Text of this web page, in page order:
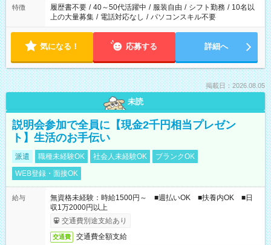
合は応募できません。
特徴 履歴書不要 / 40～50代活躍中 / 服装自由 / シフト勤務 / 10名以
上の大量募集 / 電話対応なし / パソコンスキル不要
気になる！ 応募する 詳細へ
掲載日：2026.08.05
未読
説明会参加で全員に【現金2千円相当プレゼン
ト】生活のお手伝い
派遣 職種未経験OK 社会人未経験OK
ブランクOK
WEB登録・面接OK
給与
無資格未経験：時給1500円～ ■週払いOK ■扶養内OK ■日
収1万2000円以上
交通費別途支給あり
交通費 交通費全額支給